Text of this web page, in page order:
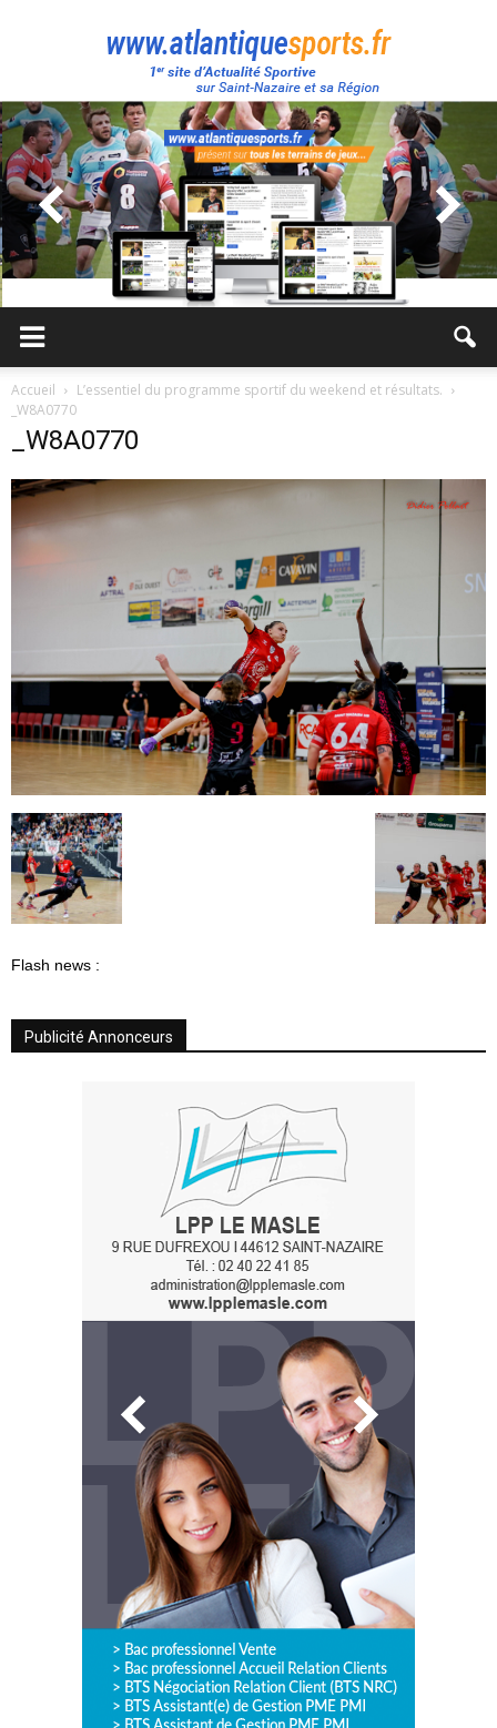
Atlantique
Sport
Accueil
L’essentiel du programme sportif du weekend et résultats.
_W8A0770
_W8A0770
Flash news :
Publicité Annonceurs